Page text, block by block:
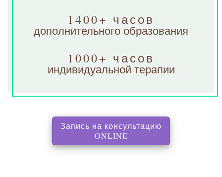
1400+ часов
дополнительного образования
1000+ часов
индивидуальной терапии
Запись на консультацию
ONLINE, перенаправляет на